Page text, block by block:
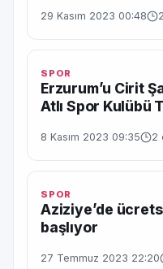
29 Kasım 2023 00:48
SPOR
Erzurum’u Cirit
Atlı Spor Kulübü
8 Kasım 2023 09:35 2
SPOR
Aziziye’de
başlıyor
27 Temmuz 2023 22:20